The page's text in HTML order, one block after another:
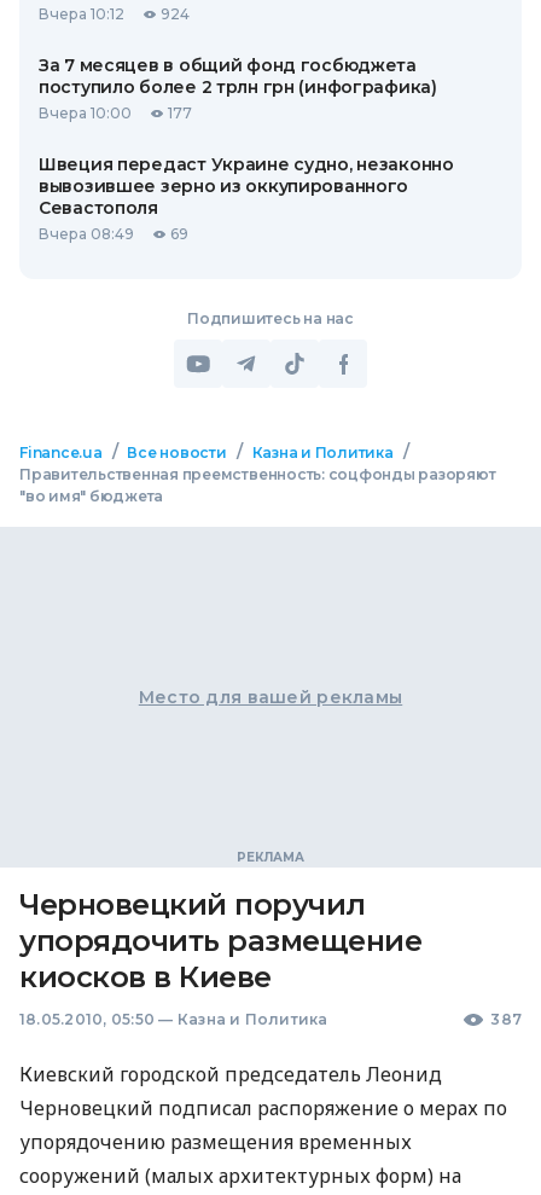
Вчера 10:12 924
За 7 месяцев в общий фонд госбюджета
поступило более 2 трлн грн (инфографика)
Вчера 10:00 177
Швеция передаст Украине судно, незаконно
вывозившее зерно из оккупированного
Севастополя
Вчера 08:49 69
Подпишитесь на нас
Finance.ua / Все новости / Казна и Политика /
Правительственная преемственность: соцфонды разоряют
"во имя" бюджета
Место для вашей рекламы
Черновецкий поручил
упорядочить размещение
киосков в Киеве
18.05.2010, 05:50 — Казна и Политика 387
Киевский городской председатель Леонид
Черновецкий подписал распоряжение о мерах по
упорядочению размещения временных
сооружений (малых архитектурных форм) на